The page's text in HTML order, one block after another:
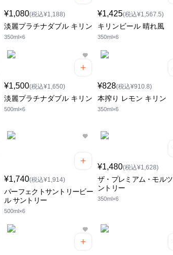
¥1,080(税込¥1,188)
淡麗プラチナダブル キリン
350ml×6
¥1,425(税込¥1,567.5)
キリンビール 晴れ風
350ml×6
¥1,500(税込¥1,650)
淡麗プラチナダブル キリン
500ml×6
¥828(税込¥910.8)
本搾り レモン キリン
350ml×6
¥1,740(税込¥1,914)
パーフェクトサントリービー
ル サントリー
500ml×6
¥1,480(税込¥1,628)
ザ・プレミアム・モル
ントリー
350ml×6